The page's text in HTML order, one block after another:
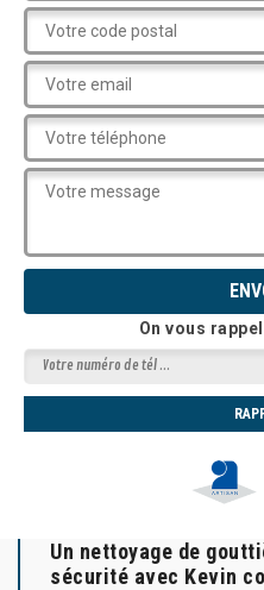
On vous
Un nettoyage de
sécurité avec Kevin